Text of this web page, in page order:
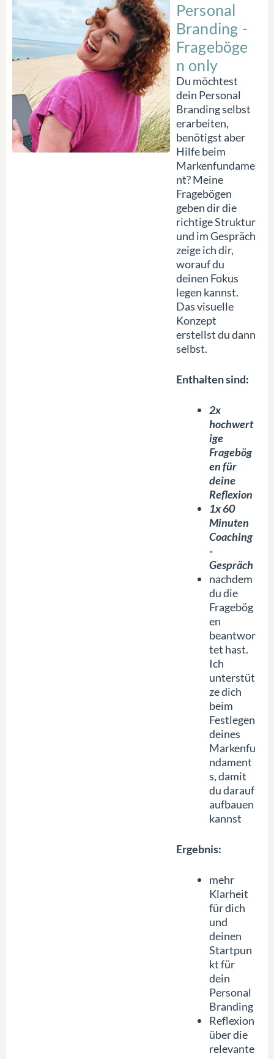
Personal
Branding -
Frageböge
n only
Du möchtest
dein Personal
Branding selbst
erarbeiten,
benötigst aber
Hilfe beim
Markenfundame
nt? Meine
Fragebögen
geben dir die
richtige Struktur
und im Gespräch
zeige ich dir,
worauf du
deinen Fokus
legen kannst.
Das visuelle
Konzept
erstellst du dann
selbst.
Enthalten sind:
2x
hochwert
ige
Fragebög
en für
deine
Reflexion
1x 60
Minuten
Coaching
-
Gespräch
nachdem
du die
Fragebög
en
beantwor
tet hast.
Ich
unterstüt
ze dich
beim
Festlegen
deines
Markenfu
ndament
s, damit
du darauf
aufbauen
kannst
Ergebnis:
mehr
Klarheit
für dich
und
deinen
Startpun
kt für
dein
Personal
Branding
Reflexion
über die
relevante